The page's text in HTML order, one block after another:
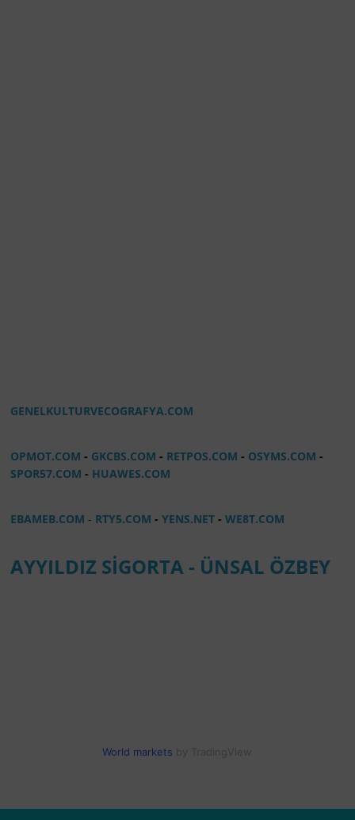
GENELKULTURVECOGRAFYA.COM
OPMOT.COM - GKCBS.COM - RETPOS.COM - OSYMS.COM-
SPOR57.COM - HUAWES.COM
EBAMEB.COM - RTY5.COM -YENS.NET-WE8T.COM
AYYILDIZ SİGORTA - ÜNSAL ÖZBEY
World markets